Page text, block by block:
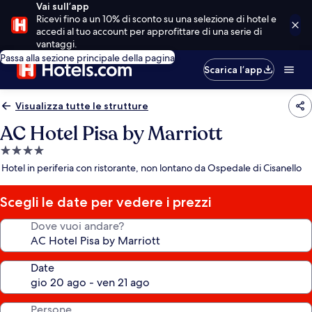
Vai sull’app
Ricevi fino a un 10% di sconto su una selezione di hotel e
accedi al tuo account per approfittare di una serie di
vantaggi.
Passa alla sezione principale della pagina
Scarica l’app
Visualizza tutte le strutture
AC Hotel Pisa by Marriott
Struttura
a
stelle
Hotel in periferia con ristorante, non lontano da Ospedale di Cisanello
Scegli le date per vedere i prezzi
Dove vuoi andare?
Date